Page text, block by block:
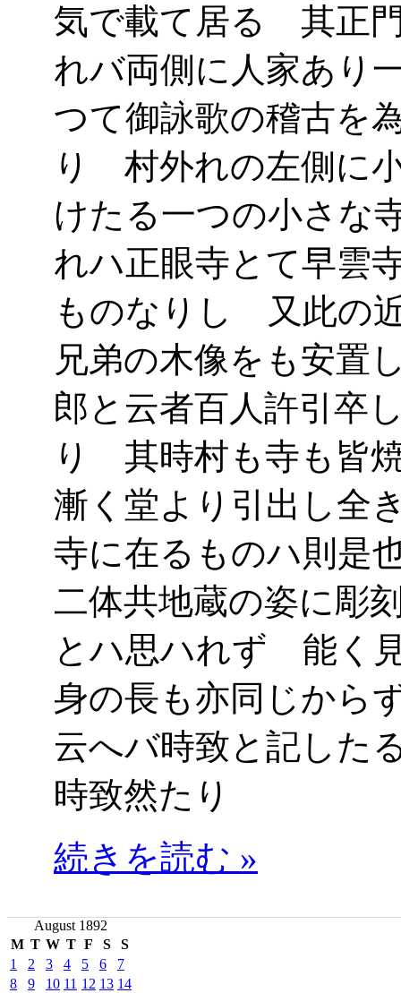
気で載て居る 其正
れバ両側に人家あり
つて御詠歌の稽古を
り 村外れの左側に
けたる一つの小さ
れハ正眼寺とて早雲
ものなりし 又此の
兄弟の木像をも安置
郎と云者百人許引卒
り 其時村も寺も皆
漸く堂より引出し全
寺に在るものハ則是
二体共地蔵の姿に彫
とハ思ハれず 能く
身の長も亦同じから
云へバ時致と記した
時致然たり
続きを読む »
August 1892
M T W T F S S
1 2 3 4 5 6
7
8
9 10 11 12 13 14